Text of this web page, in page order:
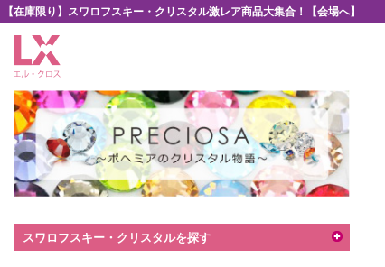
【在庫限り】スワロフスキー・クリスタル激レア商品大集合！【会場へ】
スワロフスキー・クリスタルを探す